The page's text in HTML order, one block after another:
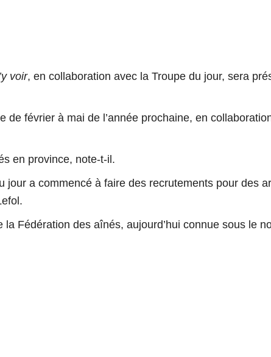
voir, en collaboration avec la Troupe du jour, sera
février à mai de l’année prochaine, en
en province, note-t-il.
a commencé à faire des recrutements pour des
Fédération des aînés, aujourd’hui connue sous le